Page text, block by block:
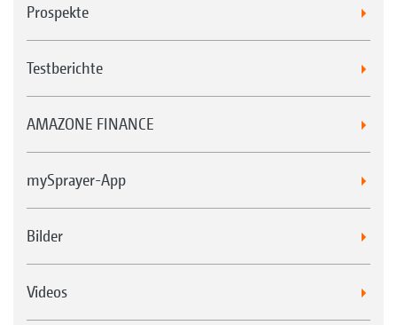
Prospekte
Testberichte
AMAZONE FINANCE
mySprayer-App
Bilder
Videos